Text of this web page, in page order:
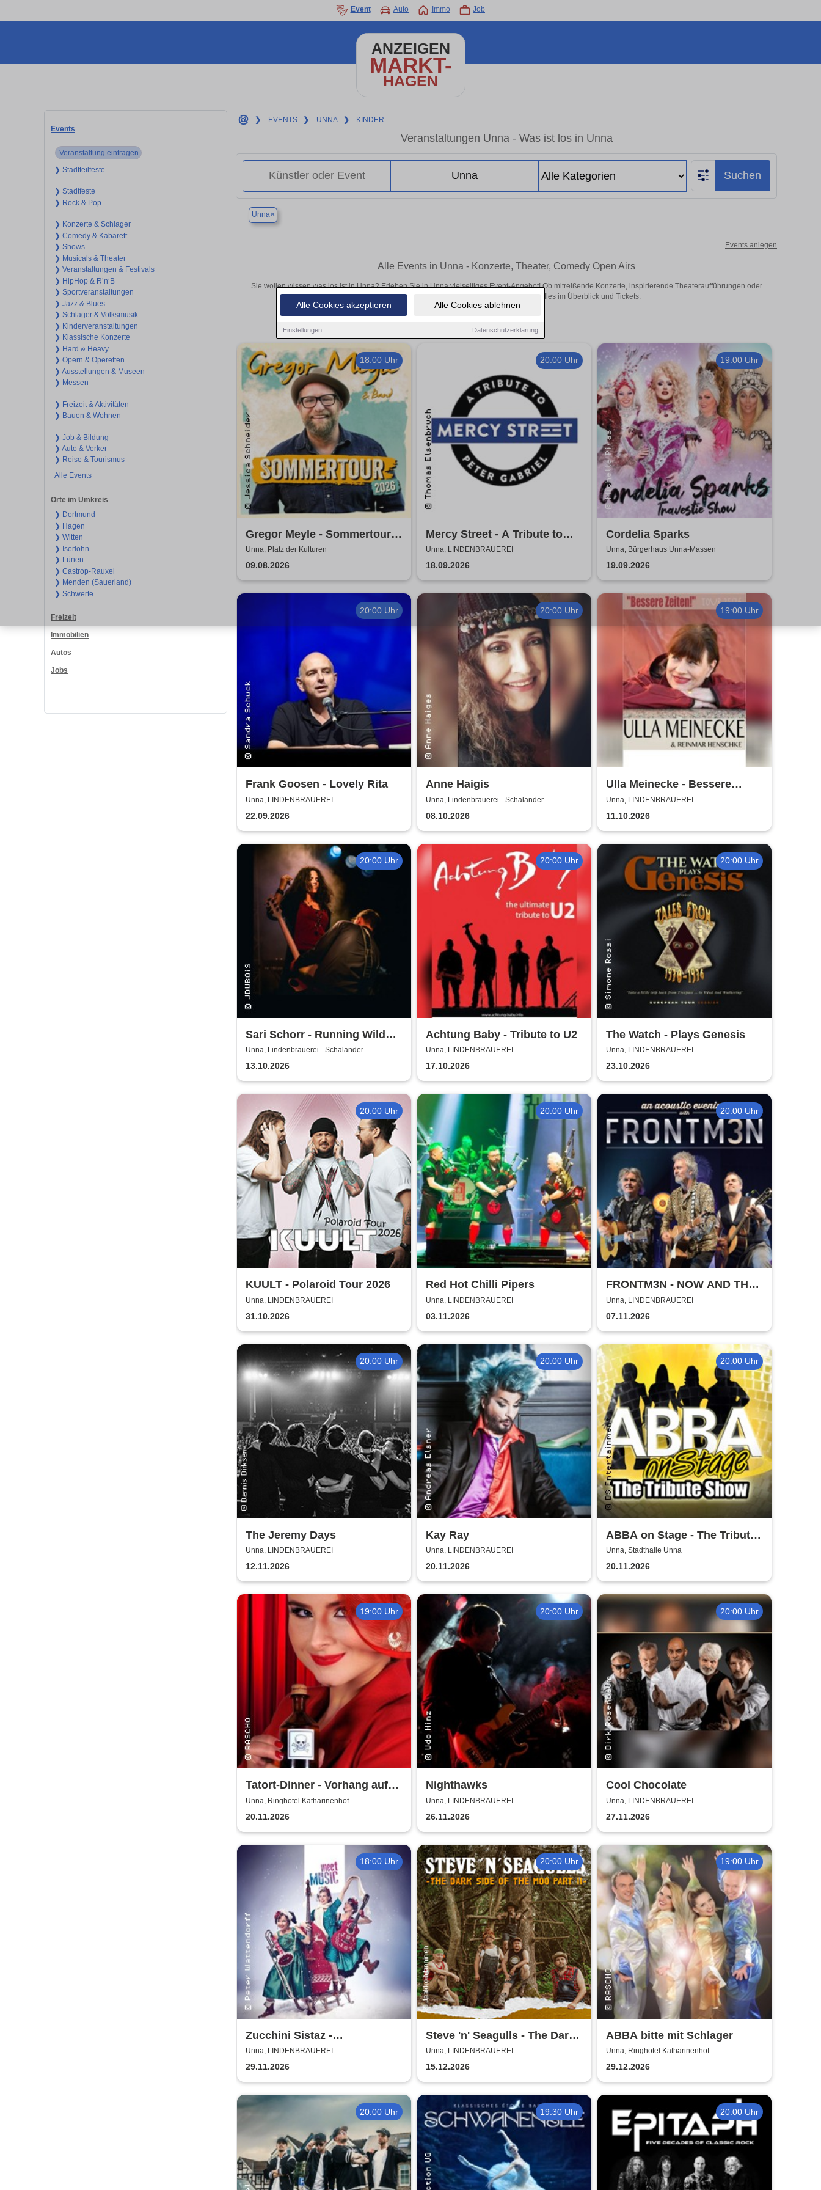
Alle Cookies akzeptieren Alle Cookies ablehnen
Einstellungen Datenschutzerklärung
Event Auto Immo Job
ANZEIGEN
MARKT-
HAGEN
Events
Veranstaltung eintragen
❯ Stadtteilfeste
❯ Stadtfeste
❯ Rock & Pop
❯ Konzerte & Schlager
❯ Comedy & Kabarett
❯ Shows
❯ Musicals & Theater
❯ Veranstaltungen & Festivals
❯ HipHop & R’n‘B
❯ Sportveranstaltungen
❯ Jazz & Blues
❯ Schlager & Volksmusik
❯ Kinderveranstaltungen
❯ Klassische Konzerte
❯ Hard & Heavy
❯ Opern & Operetten
❯ Ausstellungen & Museen
❯ Messen
❯ Freizeit & Aktivitäten
❯ Bauen & Wohnen
❯ Job & Bildung
❯ Auto & Verker
❯ Reise & Tourismus
Alle Events
Orte im Umkreis
❯ Dortmund
❯ Hagen
❯ Witten
❯ Iserlohn
❯ Lünen
❯ Castrop-Rauxel
❯ Menden (Sauerland)
❯ Schwerte
Freizeit
Immobilien
Autos
Jobs
❯ EVENTS ❯ UNNA ❯ KINDER
Veranstaltungen Unna - Was ist los in Unna
Suchen
Unna×
Events anlegen
Alle Events in Unna - Konzerte, Theater, Comedy Open Airs
Sie wollen wissen was los ist in Unna? Erleben Sie in Unna vielseitiges Event-Angebot! Ob mitreißende Konzerte, inspirierende Theateraufführungen oder
aufregende Veranstaltungen in Unna – hier finden alles im Überblick und Tickets.
18:00 Uhr
Gregor Meyle - Sommertour
2026
Unna, Platz der Kulturen
09.08.2026
20:00 Uhr
Mercy Street - A Tribute to
Peter Gabriel
Unna, LINDENBRAUEREI
18.09.2026
19:00 Uhr
Cordelia Sparks
Unna, Bürgerhaus Unna-Massen
19.09.2026
20:00 Uhr
Frank Goosen - Lovely Rita
Unna, LINDENBRAUEREI
22.09.2026
20:00 Uhr
Anne Haigis
Unna, Lindenbrauerei - Schalander
08.10.2026
19:00 Uhr
Ulla Meinecke - Bessere
Zeiten Tour
Unna, LINDENBRAUEREI
11.10.2026
20:00 Uhr
Sari Schorr - Running Wild
Tour 2026
Unna, Lindenbrauerei - Schalander
13.10.2026
20:00 Uhr
Achtung Baby - Tribute to U2
Unna, LINDENBRAUEREI
17.10.2026
20:00 Uhr
The Watch - Plays Genesis
Unna, LINDENBRAUEREI
23.10.2026
20:00 Uhr
KUULT - Polaroid Tour 2026
Unna, LINDENBRAUEREI
31.10.2026
20:00 Uhr
Red Hot Chilli Pipers
Unna, LINDENBRAUEREI
03.11.2026
20:00 Uhr
FRONTM3N - NOW AND TH3N
- Tour 2026
Unna, LINDENBRAUEREI
07.11.2026
20:00 Uhr
The Jeremy Days
Unna, LINDENBRAUEREI
12.11.2026
20:00 Uhr
Kay Ray
Unna, LINDENBRAUEREI
20.11.2026
20:00 Uhr
ABBA on Stage - The Tribute
Show
Unna, Stadthalle Unna
20.11.2026
19:00 Uhr
Tatort-Dinner - Vorhang auf
für Mord
Unna, Ringhotel Katharinenhof
20.11.2026
20:00 Uhr
Nighthawks
Unna, LINDENBRAUEREI
26.11.2026
20:00 Uhr
Cool Chocolate
Unna, LINDENBRAUEREI
27.11.2026
18:00 Uhr
Zucchini Sistaz -
Weihnachten mit den
Zucchini Sistaz
Unna, LINDENBRAUEREI
29.11.2026
20:00 Uhr
Steve 'n' Seagulls - The Dark
Side of the Moo Part II
Unna, LINDENBRAUEREI
15.12.2026
19:00 Uhr
ABBA bitte mit Schlager
Unna, Ringhotel Katharinenhof
29.12.2026
20:00 Uhr 19:30 Uhr 20:00 Uhr